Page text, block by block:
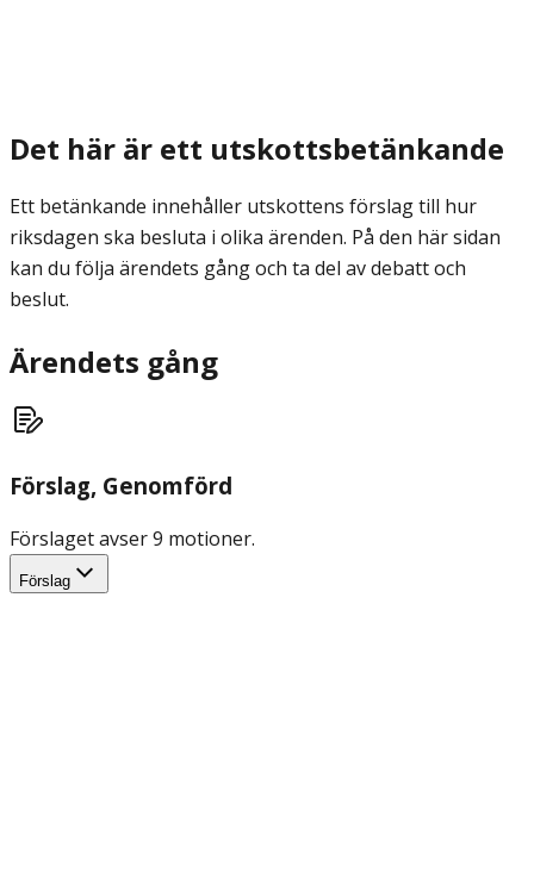
Det här är ett utskottsbetänkande
Ett betänkande innehåller utskottens förslag till hur
riksdagen ska besluta i olika ärenden. På den här sidan
kan du följa ärendets gång och ta del av debatt och
beslut.
Ärendets gång
Förslag, Genomförd
Förslaget avser 9 motioner.
Förslag